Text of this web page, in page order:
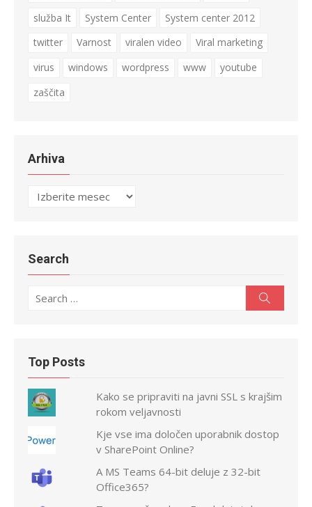
služba It
System Center
System center 2012
twitter
Varnost viralen video
Viral marketing
virus
windows wordpress www
youtube
zaščita
Arhiva
Arhiva
Search
Search
Top Posts
Kako se pripraviti na javni SSL s krajšim
rokom veljavnosti
Kje vse ima določen uporabnik dostop
v SharePoint Online?
A MS Teams 64-bit deluje z 32-bit
Office365?